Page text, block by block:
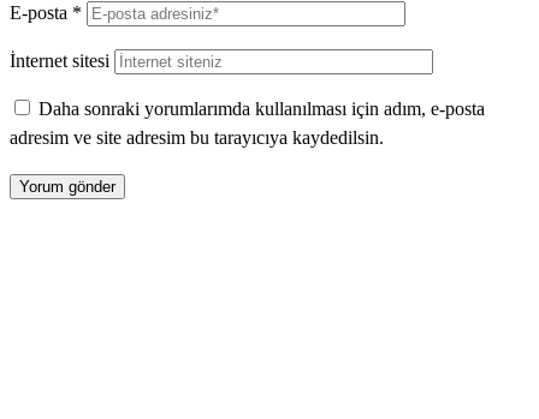
E-posta *
İnternet sitesi
Daha sonraki yorumlarımda kullanılması için adım, e-posta
adresim ve site adresim bu tarayıcıya kaydedilsin.